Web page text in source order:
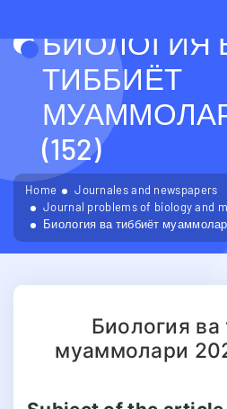
БИОЛОГИЯ
ТИББИЁТ
(152)
Home
Journales and newspapers
Journal problems of biology and
Биология ва тиббиёт
Биология ва
муаммолари